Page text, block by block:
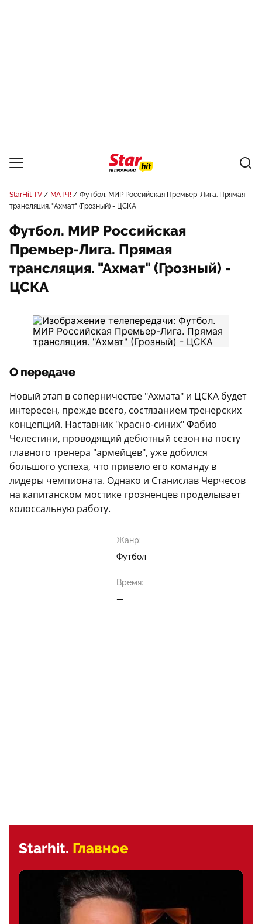
StarHit TV МАТЧ!
Футбол. МИР Российская Премьер-Лига. Прямая
трансляция. "Ахмат" (Грозный) - ЦСКА
Футбол. МИР Российская
Премьер-Лига. Прямая
трансляция. "Ахмат" (Грозный) -
ЦСКА
О передаче
Новый этап в соперничестве "Ахмата" и ЦСКА будет
интересен, прежде всего, состязанием тренерских
концепций. Наставник "красно-синих" Фабио
Челестини, проводящий дебютный сезон на посту
главного тренера "армейцев", уже добился
большого успеха, что привело его команду в
лидеры чемпионата. Однако и Станислав Черчесов
на капитанском мостике грозненцев проделывает
колоссальную работу.
Жанр:
Футбол
Время:
—
Starhit. Главное